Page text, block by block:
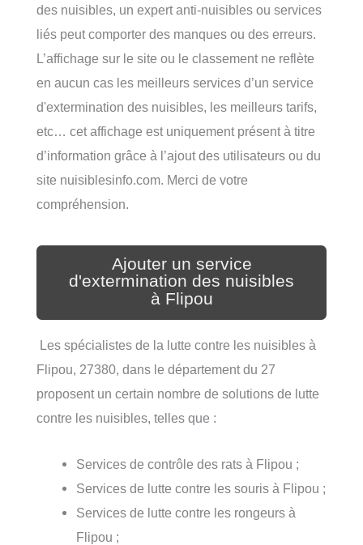
des nuisibles, un expert anti-nuisibles ou services
liés peut comporter des manques ou des erreurs.
L’affichage sur le site ou le classement ne reflète
en aucun cas les meilleurs services d’un service
d'extermination des nuisibles, les meilleurs tarifs,
etc… cet affichage est uniquement présent à titre
d’information grâce à l’ajout des utilisateurs ou du
site nuisiblesinfo.com. Merci de votre
compréhension.
Ajouter un service
d'extermination des nuisibles
à Flipou
Les spécialistes de la lutte contre les nuisibles à
Flipou, 27380, dans le département du 27
proposent un certain nombre de solutions de lutte
contre les nuisibles, telles que :
Services de contrôle des rats à Flipou ;
Services de lutte contre les souris à Flipou ;
Services de lutte contre les rongeurs à
Flipou ;